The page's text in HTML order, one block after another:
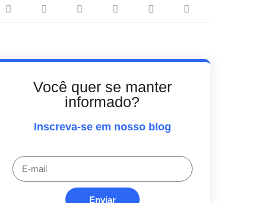
Você quer se manter
informado?
Inscreva-se em nosso blog
Enviar